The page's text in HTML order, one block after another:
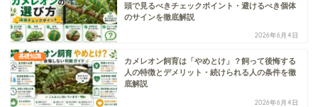
頭で見るべきチェックポイント・避けるべき個体
のサインを徹底解説
2026年6月4日
基礎知識
カメレオン飼育は「やめとけ」？飼って後悔する
人の特徴とデメリット・続けられる人の条件を徹
底解説
2026年6月4日